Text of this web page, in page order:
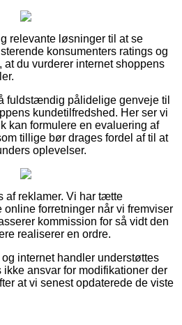
relevante løsninger til at se
konsumenters ratings og
at du vurderer internet shoppens
fuldstændig pålidelige genveje til
kundetilfredshed. Her ser vi
kan formulere en evaluering af
tillige bør drages fordel af til at
oplevelser.
af reklamer. Vi har tætte
forretninger når vi fremviser
kommission for så vidt den
realiserer en ordre.
internet handler understøttes
ikke ansvar for modifikationer der
at vi senest opdaterede de viste